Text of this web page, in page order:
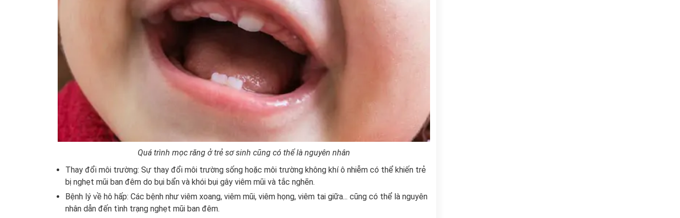
Quá trình mọc răng ở trẻ sơ sinh cũng có thể là nguyên nhân
Thay đổi môi trường: Sự thay đổi môi trường sống hoặc môi trường không khí ô nhiễm có thể khiến trẻ
bị nghẹt mũi ban đêm do bụi bẩn và khói bụi gây viêm mũi và tắc nghẽn.
Bệnh lý về hô hấp: Các bệnh như viêm xoang, viêm mũi, viêm họng, viêm tai giữa... cũng có thể là nguyên
nhân dẫn đến tình trạng nghẹt mũi ban đêm.